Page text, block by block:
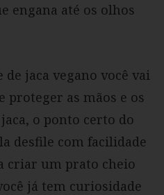
engana até os olhos
jaca vegano você vai
proteger as mãos e os
o ponto certo do
desfile com facilidade
criar um prato cheio
já tem curiosidade